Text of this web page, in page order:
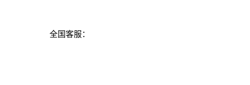
全国客服：